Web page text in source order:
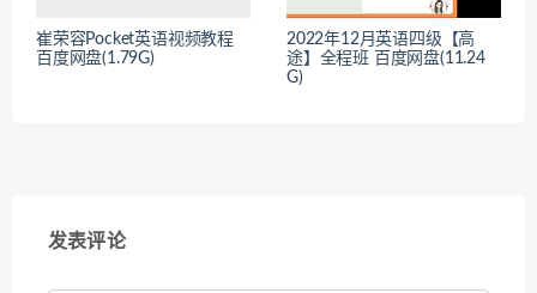
崔荣容Pocket英语视频教程
百度网盘(1.79G)
2022年12月英语四级【高
途】全程班 百度网盘(11.24
G)
发表评论